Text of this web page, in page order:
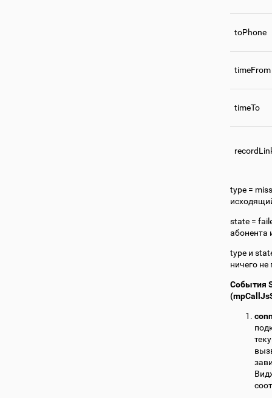
toPhone
timeFrom
timeTo
type =
state =
абонента
type и
ничего не
События